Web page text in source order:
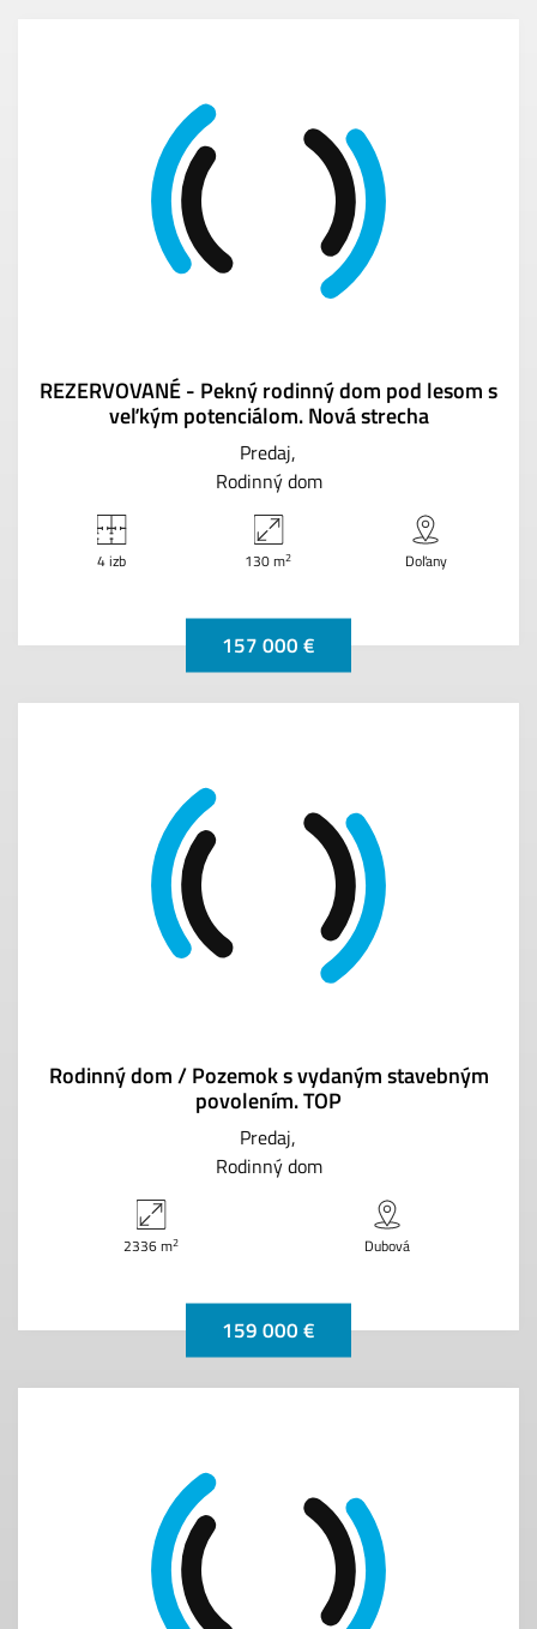
REZERVOVANÉ - Pekný rodinný dom pod lesom s
veľkým potenciálom. Nová strecha
Predaj
Rodinný dom
4 izb 130 m2 Doľany
157 000 €
Rodinný dom / Pozemok s vydaným stavebným
povolením. TOP
Predaj
Rodinný dom
2336 m2 Dubová
159 000 €